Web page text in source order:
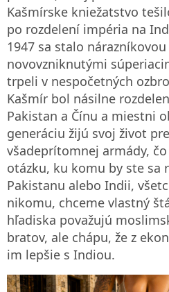
Kašmírske kniežatstvo
po rozdelení impéria na
1947 sa stalo
novovzniknutými
trpeli v nespočetných
Kašmír bol násilne
Pakistan a Čínu a miestni
generáciu žijú svoj život
všadeprítomnej armády,
otázku, ku komu by ste sa
Pakistanu alebo Indii,
nikomu, chceme vlastný
hľadiska považujú
bratov, ale chápu, že z
im lepšie s Indiou.